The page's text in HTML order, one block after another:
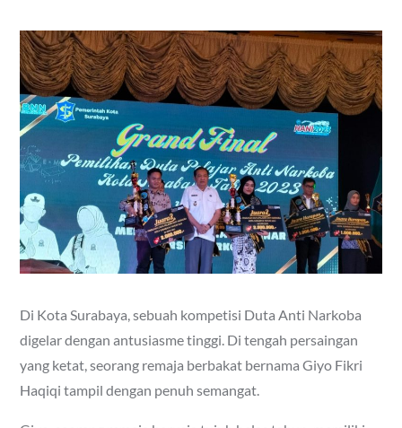
Di Kota Surabaya, sebuah kompetisi Duta Anti Narkoba
digelar dengan antusiasme tinggi. Di tengah persaingan
yang ketat, seorang remaja berbakat bernama Giyo Fikri
Haqiqi tampil dengan penuh semangat.